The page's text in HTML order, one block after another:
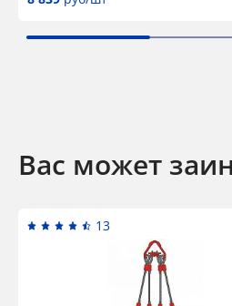
Вас может
13